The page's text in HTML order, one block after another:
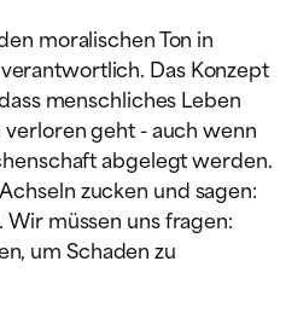
moralischen Ton in
Das Konzept
menschliches Leben
geht - auch wenn
abgelegt werden.
zucken und sagen:
müssen uns fragen:
um Schaden zu